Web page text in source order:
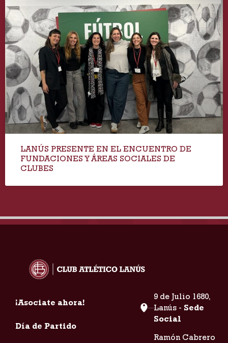
LANÚS PRESENTE EN EL ENCUENTRO DE
FUNDACIONES Y ÁREAS SOCIALES DE
CLUBES
¡Asociate ahora!
Día de Partido
9 de Julio 1680,
Lanús - Sede
Social
Ramón Cabrero